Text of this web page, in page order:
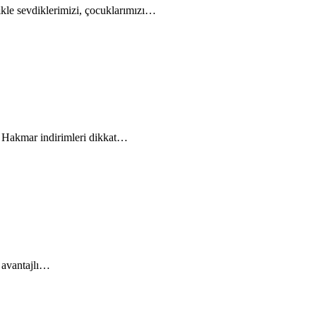
sevdiklerimizi, çocuklarımızı…
Hakmar indirimleri dikkat…
avantajlı…